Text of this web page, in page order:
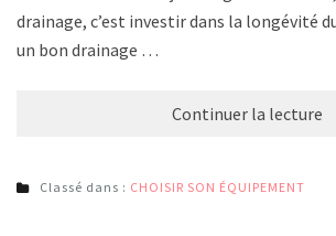
drainage, c’est investir dans la longévité
un bon drainage …
Continuer la lecture
Classé dans : CHOISIR SON ÉQUIPEMENT